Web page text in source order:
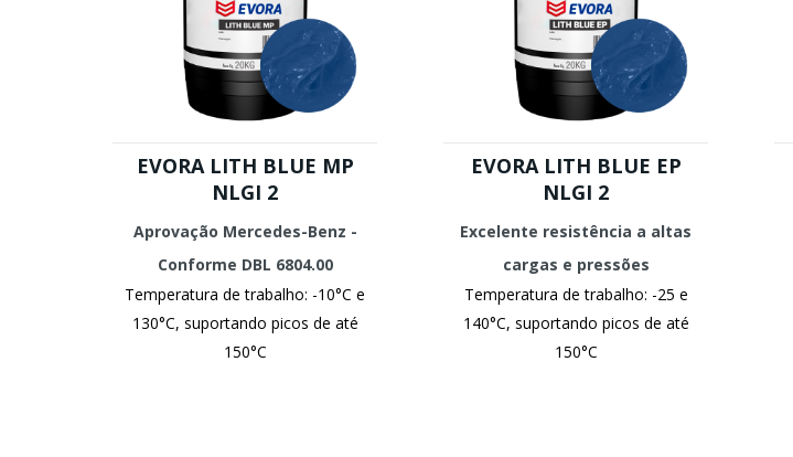
EVORA LITH BLUE MP
NLGI 2
Aprovação Mercedes-Benz -
Conforme DBL 6804.00
Temperatura de trabalho: -10°C e
130°C, suportando picos de até
150°C
EVORA LITH BLUE EP
NLGI 2
Excelente resistência a altas
cargas e pressões
Temperatura de trabalho: -25 e
140°C, suportando picos de até
150°C